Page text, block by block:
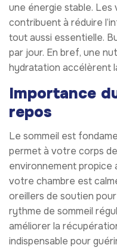
une énergie stable. Les
contribuent à réduire
tout aussi essentielle.
par jour. En bref, une
hydratation accélèrent
Importance
repos
Le sommeil est
permet à votre corps
environnement propice
votre chambre est
oreillers de soutien
rythme de sommeil
améliorer la
indispensable pour